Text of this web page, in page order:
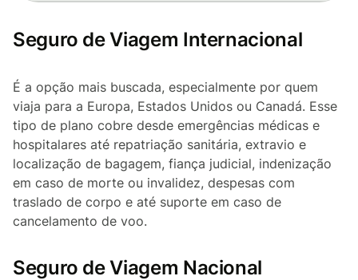
Seguro de Viagem Internacional
É a opção mais buscada, especialmente por quem
viaja para a Europa, Estados Unidos ou Canadá. Esse
tipo de plano cobre desde emergências médicas e
hospitalares até repatriação sanitária, extravio e
localização de bagagem, fiança judicial, indenização
em caso de morte ou invalidez, despesas com
traslado de corpo e até suporte em caso de
cancelamento de voo.
Seguro de Viagem Nacional